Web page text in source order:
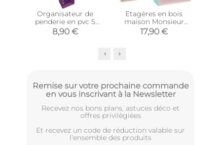
Organisateur de
penderie en pvc 5
cases will b (Prune)
8,90 €
Etagères en bois
maison Monsieur
Madame (Lot de 2)
(Vert)
17,90 €
Remise sur votre prochaine commande
en vous inscrivant à la Newsletter
Recevez nos bons plans, astuces déco et
offres privilègiées
Et recevez un code de réduction valable sur
l'ensemble des produits